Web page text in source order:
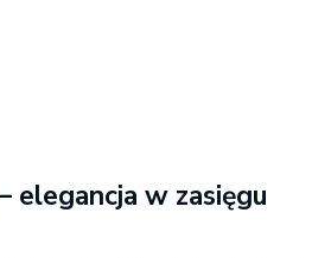
w zasięgu